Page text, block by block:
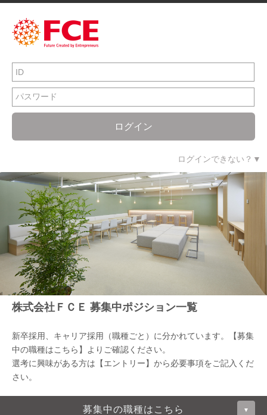
ログイン
ログインできない？▼
株式会社ＦＣＥ 募集中ポジション一覧
新卒採用、キャリア採用（職種ごと）に分かれています。【募集
中の職種はこちら】よりご確認ください。
選考に興味がある方は【エントリー】から必要事項をご記入くだ
さい。
募集中の職種はこちら ▼